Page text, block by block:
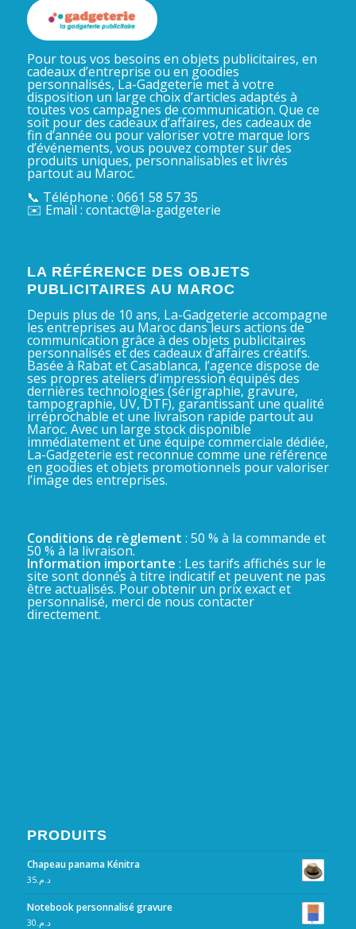
Pour tous vos besoins en objets publicitaires, en
cadeaux d’entreprise ou en goodies
personnalisés, La-Gadgeterie met à votre
disposition un large choix d’articles adaptés à
toutes vos campagnes de communication. Que ce
soit pour des cadeaux d’affaires, des cadeaux de
fin d’année ou pour valoriser votre marque lors
d’événements, vous pouvez compter sur des
produits uniques, personnalisables et livrés
partout au Maroc.
📞 Téléphone : 0661 58 57 35
✉️ Email : contact@la-gadgeterie
LA RÉFÉRENCE DES OBJETS
PUBLICITAIRES AU MAROC
Depuis plus de 10 ans, La-Gadgeterie accompagne
les entreprises au Maroc dans leurs actions de
communication grâce à des objets publicitaires
personnalisés et des cadeaux d’affaires créatifs.
Basée à Rabat et Casablanca, l’agence dispose de
ses propres ateliers d’impression équipés des
dernières technologies (sérigraphie, gravure,
tampographie, UV, DTF), garantissant une qualité
irréprochable et une livraison rapide partout au
Maroc. Avec un large stock disponible
immédiatement et une équipe commerciale dédiée,
La-Gadgeterie est reconnue comme une référence
en goodies et objets promotionnels pour valoriser
l’image des entreprises.
Conditions de règlement : 50 % à la commande et
50 % à la livraison.
Information importante : Les tarifs affichés sur le
site sont donnés à titre indicatif et peuvent ne pas
être actualisés. Pour obtenir un prix exact et
personnalisé, merci de nous contacter
directement.
PRODUITS
Chapeau panama Kénitra
د.م.35
Notebook personnalisé gravure
د.م. 30